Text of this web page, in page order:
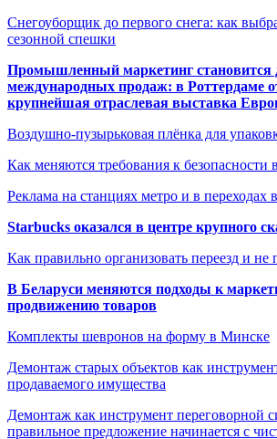
Снегоуборщик до первого снега: как
сезонной спешки
Промышленный маркетинг становится
международных продаж: в Роттердаме
крупнейшая отраслевая выставка
Воздушно-пузырьковая плёнка для
Как меняются требования к
Реклама на станциях метро и в переходах
Starbucks оказался в центре крупного
Как правильно организовать переезд и не
В Беларуси меняются подходы к
продвижению товаров
Комплекты шевронов на форму в Минске
Демонтаж старых объектов как
продаваемого имущества
Демонтаж как инструмент переговорной
правильное предложение начинается с